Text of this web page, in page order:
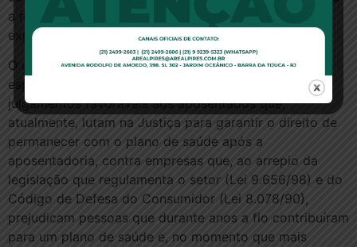
a manutenção do vínculo e para a realização das
expectativas legítimas dos consumidores”.
O caso julgado pelo STJ é muito importante,
especialmente porque deve abrir precedentes para
julgamentos favoráveis aos aposentados que,
atualmente, lutam na Justiça para garantir o direito de
permanecer com o plano de saúde após a
aposentadoria, contra empresas que, ao arrepio da
legislação que regulamenta o setor (Lei 9.656/98) e do
Código de Defesa do Consumidor (Lei 8.078/90),
prejudicam pessoas que durante anos a fio contribuíram
para um plano de saúde e, no momento que mais